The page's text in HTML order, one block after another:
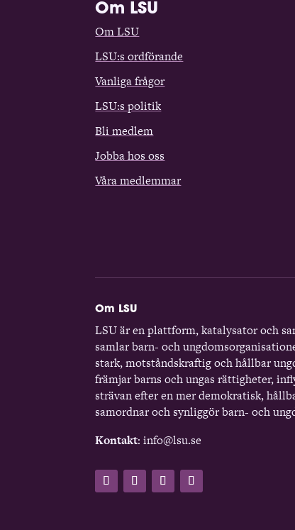
Om LSU
Om LSU
LSU:s ordförande
Vanliga frågor
LSU:s politik
Bli medlem
Jobba hos oss
Våra medlemmar
Om LSU
LSU är en plattform, katalysator och
samlar barn- och
stark, motståndskraftig och hållbar
främjar barns och ungas rättigheter,
strävan efter en mer demokratisk,
samordnar och synliggör barn- och
Kontakt: info@lsu.se